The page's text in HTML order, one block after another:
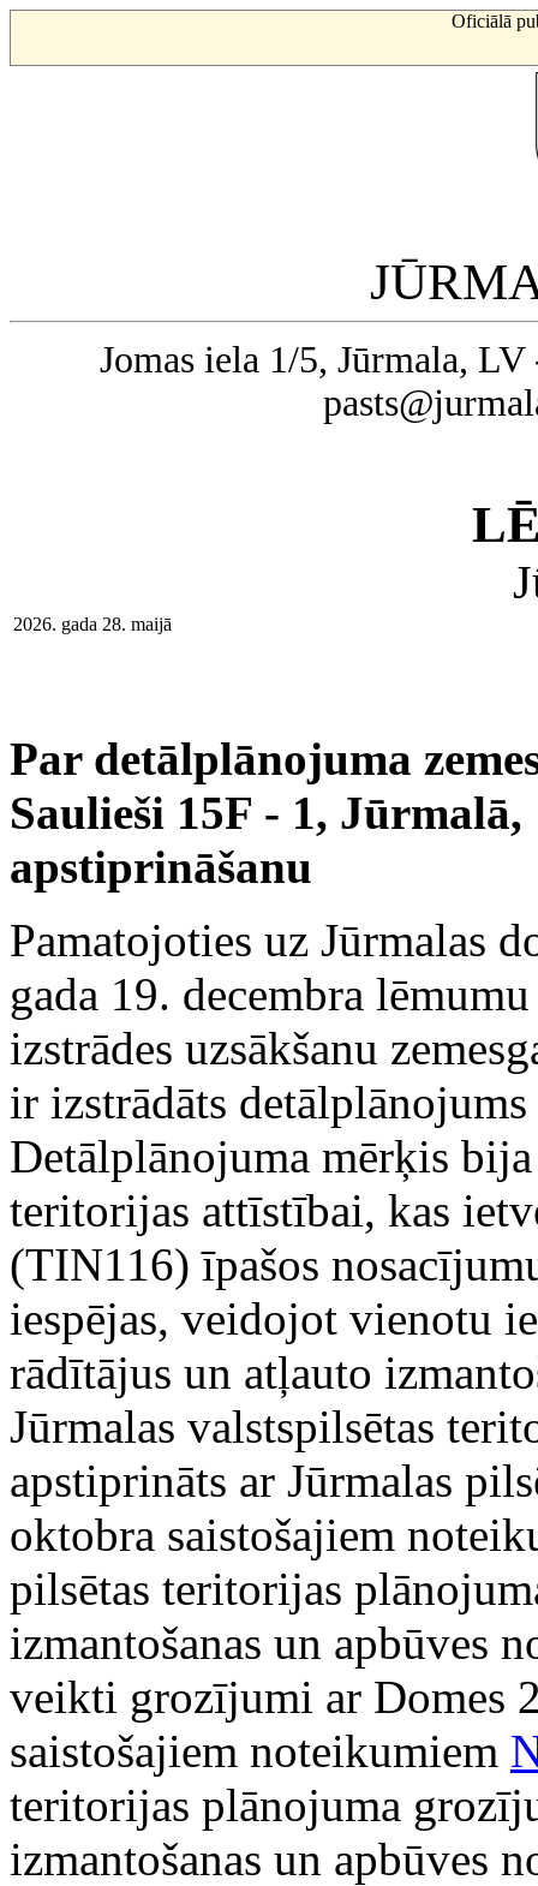
Oficiālā
Jomas iela 1/5, Jūrmala,
2026. gada 28. maijā
Par detālplānojuma
Saulieši 15F - 1, Jūrmalā,
apstiprināšanu
Pamatojoties uz Jūrmalas
gada 19. decembra
izstrādes uzsākšanu
ir izstrādāts
Detālplānojuma mērķis
teritorijas attīstībai, kas
(TIN116) īpašos
iespējas, veidojot vienotu
rādītājus un atļauto
Jūrmalas valstspilsētas
apstiprināts ar Jūrmalas
oktobra saistošajiem
pilsētas teritorijas
izmantošanas un apbūves
veikti grozījumi ar Domes
saistošajiem noteikumiem
teritorijas plānojuma
izmantošanas un apbūves